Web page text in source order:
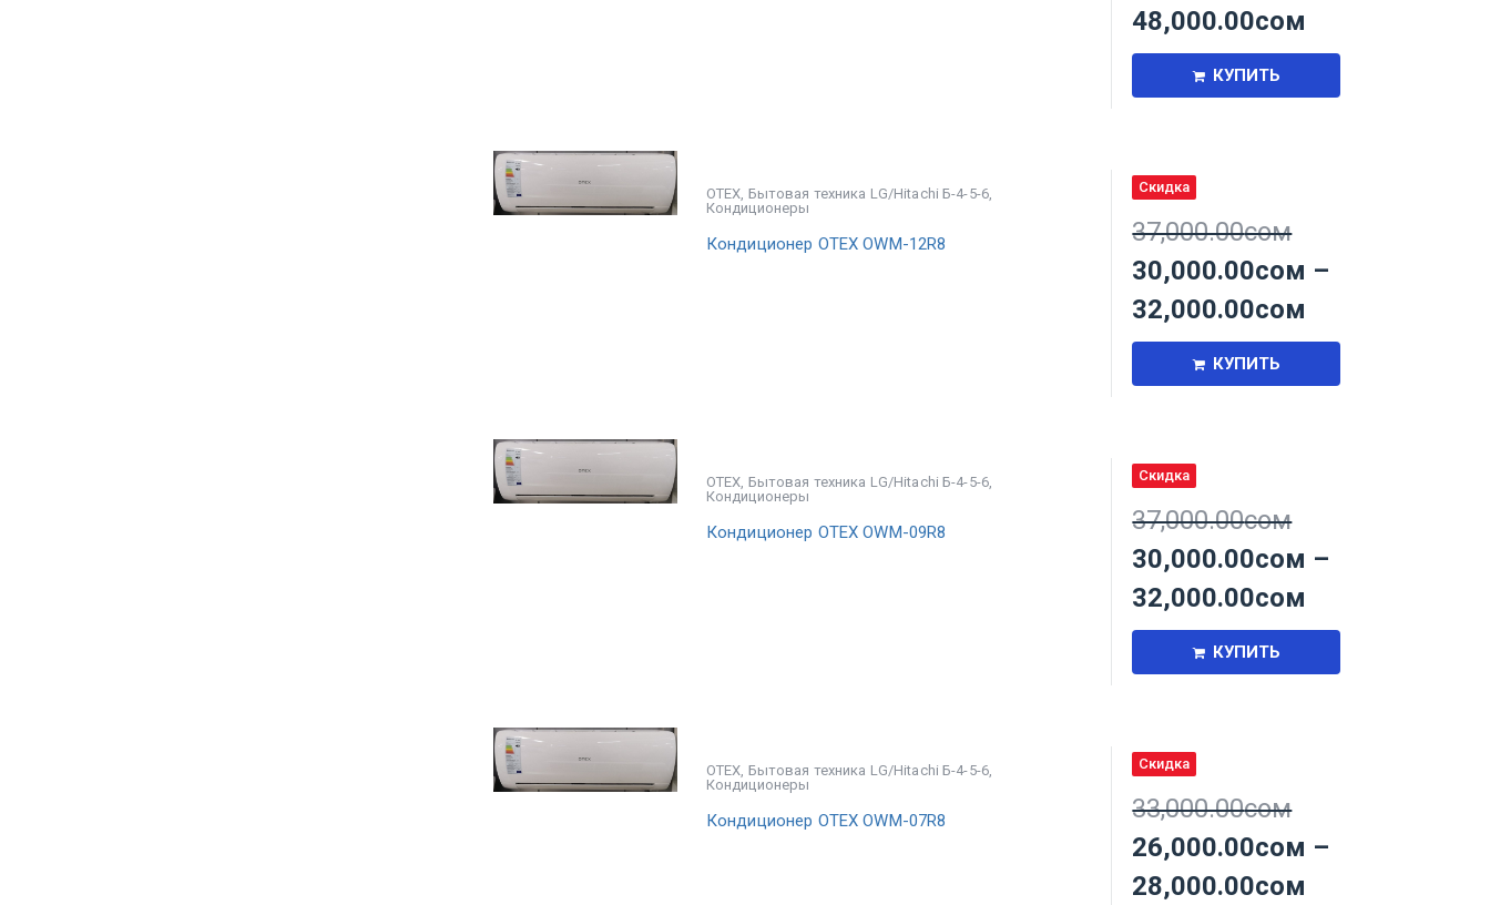
48,000.00сом
КУПИТЬ
OTEX, Бытовая техника LG/Hitachi Б-4-5-6,
Кондиционеры
Кондиционер OTEX OWM-12R8
Скидка
37,000.00сом
30,000.00сом –
32,000.00сом
КУПИТЬ
OTEX, Бытовая техника LG/Hitachi Б-4-5-6,
Кондиционеры
Кондиционер OTEX OWM-09R8
Скидка
37,000.00сом
30,000.00сом –
32,000.00сом
КУПИТЬ
OTEX, Бытовая техника LG/Hitachi Б-4-5-6,
Кондиционеры
Кондиционер OTEX OWM-07R8
Скидка
33,000.00сом
26,000.00сом –
28,000.00сом